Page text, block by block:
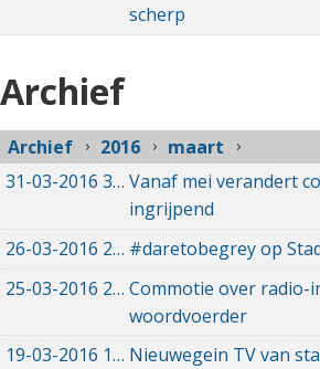
scherp
Archief
Archief 2016
maart
31-03-2016 31-03-2016 04:32
Vanaf mei verandert
ingrijpend
26-03-2016 26-03-2016 10:17
#daretobegrey op
25-03-2016 25-03-2016 16:22
Commotie over radio-
woordvoerder
19-03-2016 19-03-2016 08:04
Nieuwegein TV van